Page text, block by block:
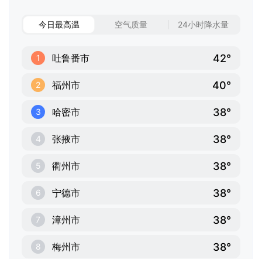
今日最高温 空气质量 24小时降水量
1 吐鲁番市 42°
2 福州市 40°
3 哈密市 38°
4 张掖市 38°
5 衢州市 38°
6 宁德市 38°
7 漳州市 38°
8 梅州市 38°